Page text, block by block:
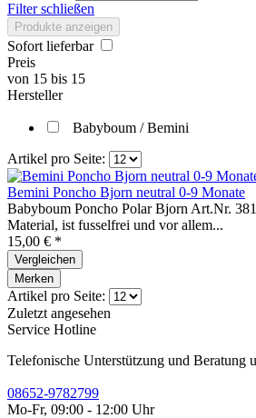
Filter schließen
Produkte anzeigen
Sofort lieferbar
Preis
von 15 bis 15
Hersteller
Babyboum / Bemini
Artikel pro Seite:
Bemini Poncho Bjorn neutral 0-9 Monate
Babyboum Poncho Polar Bjorn Art.Nr.
Material, ist fusselfrei und vor allem...
15,00 € *
Vergleichen
Merken
Artikel pro Seite:
Zuletzt angesehen
Service Hotline
Telefonische Unterstützung und Beratung
08652-9782799
Mo-Fr, 09:00 - 12:00 Uhr